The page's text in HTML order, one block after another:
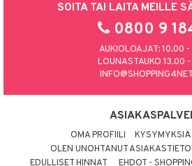
SOITA TAI LAITA MEILLE
0800 9
AUKIOLOAJAT: 10.00 -
LOUNASTAUKO 13.00
OMA PROFIILI
KYSYMYKSIÄ
OLEN UNOHTANUT
EDULLISET HINNAT
EHDOT -